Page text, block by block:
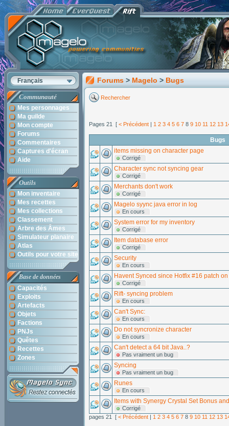
Français
Communauté
Mes personnages
Ma guilde
Mon compte
Forums
Commentaires
Captures d'écran
Aide
Outils
Mon inventaire
Mes recettes
Mes collections
Classement
Arbre des Âmes
Simulateur planaire
Atlas
Outils pour votre site
Base de données
Capacités
Exploits
Artefacts
Objets
Factions
PNJs
Quêtes
Recettes
Zones
Forums > Magelo > Bugs
Rechercher
Pages 21 [ < Précédent | 1 2 3 4 5 6 7 8 9 10 11 12 13
Bugs
items missing on character page
Corrigé
Character sync not syncing gear
Corrigé
Merchants don't work
Corrigé
Magelo syync java error in log
En cours
System error for my inventory
Corrigé
Item database error
Corrigé
Security
En cours
Havent Synced since Hotfix #16 patch
Corrigé
Rift- syncing problem
En cours
Can't Sync:
En cours
Do not syncronize character
En cours
Can't detect a 64 bit Java..?
Pas vraiment un bug
Syncing
Pas vraiment un bug
Runes
En cours
Items with Synergy Crystal Set Bonus
Corrigé
pages 21 [ < Précédent | 1 2 3 4 5 6 7 8 9 10 11 12 13